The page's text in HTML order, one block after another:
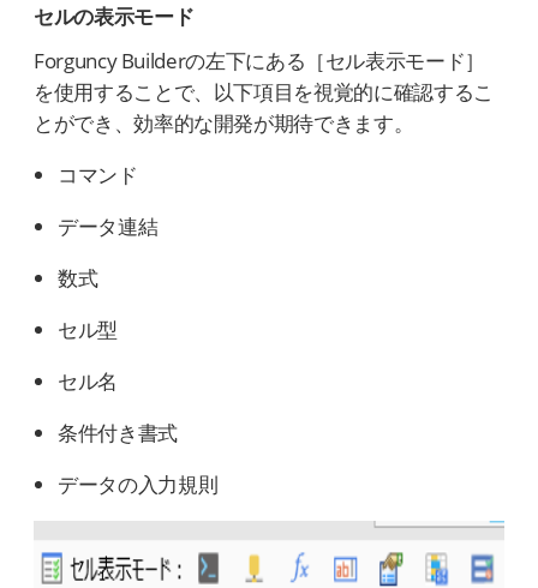
セルの表示モード
Forguncy Builderの左下にある［セル表示モード］
を使用することで、以下項目を視覚的に確認するこ
とができ、効率的な開発が期待できます。
コマンド
データ連結
数式
セル型
セル名
条件付き書式
データの入力規則